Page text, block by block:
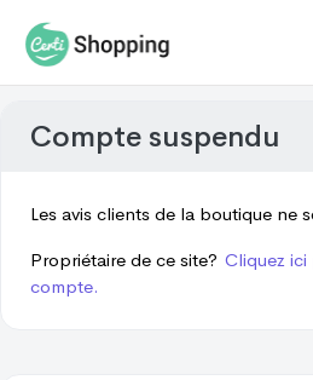
Compte suspendu
Les avis clients de la boutique ne
Propriétaire de ce site? Cliquez
compte.